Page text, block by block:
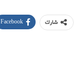
شارك Facebook